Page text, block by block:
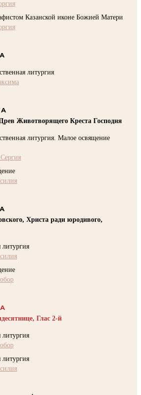
Казанской иконе Божией Матери
литургия
Животворящего Креста Господня
литургия. Малое освящение
Христа ради юродивого,
литургия
Глас 2-й
литургия
литургия
.